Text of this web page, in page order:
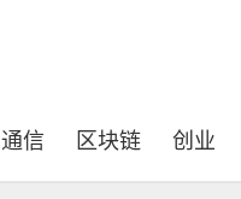
通信 区块链 创业